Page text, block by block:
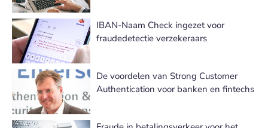
IBAN-Naam Check ingezet voor
fraudedetectie verzekeraars
De voordelen van Strong Customer
Authentication voor banken en fintechs